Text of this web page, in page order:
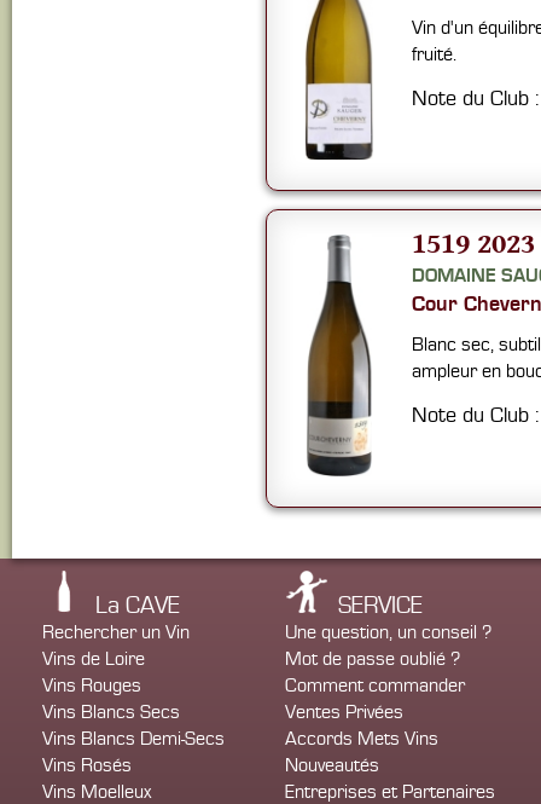
Vin d'un
fruité.
Note du Club
1519 2023
DOMAINE
Cour
Blanc sec,
ampleur en
Note du Club
La CAVE
Rechercher un Vin
Vins de Loire
Vins Rouges
Vins Blancs Secs
Vins Blancs Demi-Secs
Vins Rosés
Vins Moelleux
SERVICE
Une question, un conseil ?
Mot de passe oublié ?
Comment commander
Ventes Privées
Accords Mets Vins
Nouveautés
Entreprises et Partenaires